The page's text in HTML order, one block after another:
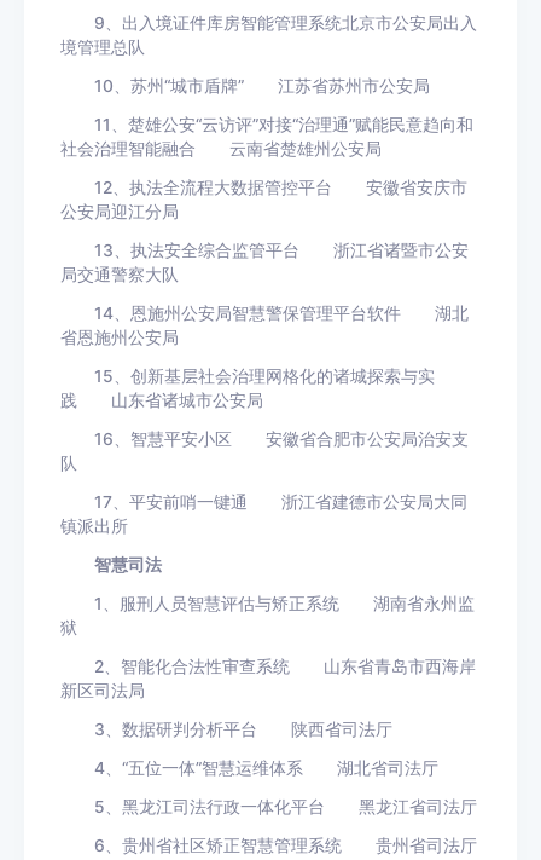
9、出入境证件库房智能管理系统北京市公安局出入
境管理总队
10、苏州“城市盾牌” 江苏省苏州市公安局
11、楚雄公安“云访评”对接“治理通”赋能民意趋向和
社会治理智能融合 云南省楚雄州公安局
12、执法全流程大数据管控平台 安徽省安庆市
公安局迎江分局
13、执法安全综合监管平台 浙江省诸暨市公安
局交通警察大队
14、恩施州公安局智慧警保管理平台软件 湖北
省恩施州公安局
15、创新基层社会治理网格化的诸城探索与实
践 山东省诸城市公安局
16、智慧平安小区 安徽省合肥市公安局治安支
队
17、平安前哨一键通 浙江省建德市公安局大同
镇派出所
智慧司法
1、服刑人员智慧评估与矫正系统 湖南省永州监
狱
2、智能化合法性审查系统 山东省青岛市西海岸
新区司法局
3、数据研判分析平台 陕西省司法厅
4、“五位一体”智慧运维体系 湖北省司法厅
5、黑龙江司法行政一体化平台 黑龙江省司法厅
6、贵州省社区矫正智慧管理系统 贵州省司法厅